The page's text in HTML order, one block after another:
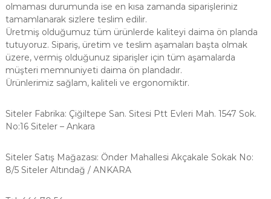
olmaması durumunda ise en kısa zamanda siparişleriniz
tamamlanarak sizlere teslim edilir.
Üretmiş olduğumuz tüm ürünlerde kaliteyi daima ön planda
tutuyoruz. Sipariş, üretim ve teslim aşamaları başta olmak
üzere, vermiş olduğunuz siparişler için tüm aşamalarda
müşteri memnuniyeti daima ön plandadır.
Ürünlerimiz sağlam, kaliteli ve ergonomiktir.
Siteler Fabrika: Çiğiltepe San. Sitesi Ptt Evleri Mah. 1547 Sok.
No:16 Siteler – Ankara
Siteler Satış Mağazası: Önder Mahallesi Akçakale Sokak No:
8/5 Siteler Altındağ / ANKARA